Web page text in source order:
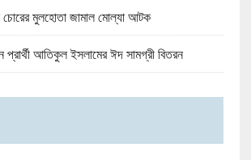
মুলহোতা জামাল মোল্যা আটক
প্রার্থী আতিকুল ইসলামের ঈদ সামগ্রী বিতরন